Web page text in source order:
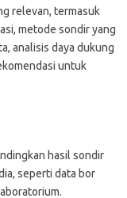
relevan, termasuk
metode sondir yang
analisis daya dukung
untuk
hasil sondir
seperti data bor